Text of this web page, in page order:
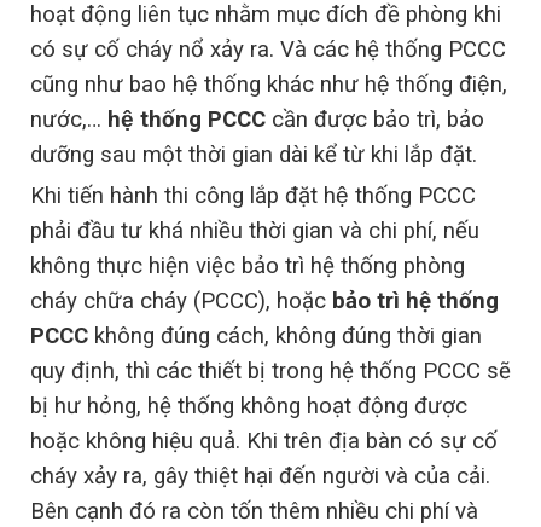
hoạt động liên tục nhằm mục đích đề phòng khi
có sự cố cháy nổ xảy ra. Và các hệ thống PCCC
cũng như bao hệ thống khác như hệ thống điện,
nước,… hệ thống PCCC cần được bảo trì, bảo
dưỡng sau một thời gian dài kể từ khi lắp đặt.
Khi tiến hành thi công lắp đặt hệ thống PCCC
phải đầu tư khá nhiều thời gian và chi phí, nếu
không thực hiện việc bảo trì hệ thống phòng
cháy chữa cháy (PCCC), hoặc bảo trì hệ thống
PCCC không đúng cách, không đúng thời gian
quy định, thì các thiết bị trong hệ thống PCCC sẽ
bị hư hỏng, hệ thống không hoạt động được
hoặc không hiệu quả. Khi trên địa bàn có sự cố
cháy xảy ra, gây thiệt hại đến người và của cải.
Bên cạnh đó ra còn tốn thêm nhiều chi phí và